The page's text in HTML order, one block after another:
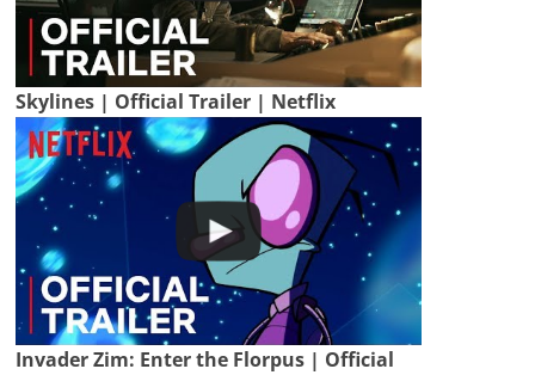
Skylines | Official Trailer | Netflix
Invader Zim: Enter the Florpus | Official